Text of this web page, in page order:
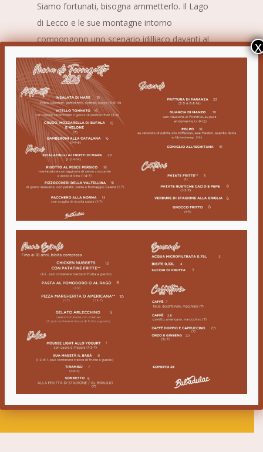
Siamo fortunati, bisogna ammetterlo. Il Lago
di Lecco e le sue montagne intorno
compongono uno scenario idilliaco davanti al
quale sostare, per un pranzo veloce, una cena
romantica, una cerimonia o qualsiasi altro
evento. Il Babà Du Lac, in posizione
sopraelevata, offre una visuale piena sul lago e
le montagne alle sue spalle. Dispone di 140
posti al coperto, una terrazza con 80 posti,
una veranda usufruibile tutto l’anno con circa
30 posti e una saletta al piano superiore con
altri 30 posti.
Non da ultimo due ampi parcheggi riservati alla
clientela.
Babà Du Lac – dove il gusto incontra il lago!
PET FRIENDLY!
Tutti sono i benvenuti nel nostro mondo pet friendly!
un pranzo o una cena in nostra compagnia senza lasciare a
casa i vostri fedeli amici a quattro zampe!
x